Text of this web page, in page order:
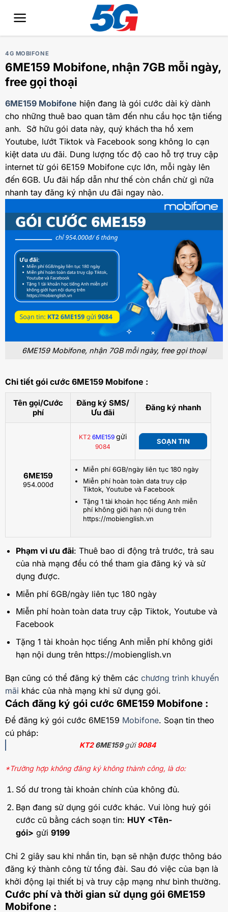
4G MOBIFONE
6ME159 Mobifone, nhận 7GB mỗi ngày,
free gọi thoại
6ME159 Mobifone hiện đang là gói cước dài kỳ dành
cho những thuê bao quan tâm đến nhu cầu học tận tiếng
anh. Sở hữu gói data này, quý khách tha hồ xem
Youtube, lướt Tiktok và Facebook song không lo cạn
kiệt data ưu đãi. Dung lượng tốc độ cao hỗ trợ truy cập
internet từ gói 6E159 Mobifone cực lớn, mỗi ngày lên
đến 6GB. Ưu đãi hấp dẫn như thế còn chần chừ gì nữa
nhanh tay đăng ký nhận ưu đãi ngay nào.
6ME159 Mobifone, nhận 7GB mỗi ngày, free gọi thoại
Chi tiết gói cước 6ME159 Mobifone :
Tên gọi/Cước
phí
Đăng ký SMS/
Ưu đãi
Đăng ký nhanh
6ME159
954.000đ
KT2 6ME159 gửi
9084
SOẠN TIN
Miễn phí 6GB/ngày liên tục 180 ngày
Miễn phí hoàn toàn data truy cập
Tiktok, Youtube và Facebook
Tặng 1 tài khoản học tiếng Anh miễn
phí không giới hạn nội dung trên
https://mobienglish.vn
Phạm vi ưu đãi: Thuê bao di động trả trước, trả sau
của nhà mạng đều có thể tham gia đăng ký và sử
dụng được.
Miễn phí 6GB/ngày liên tục 180 ngày
Miễn phí hoàn toàn data truy cập Tiktok, Youtube và
Facebook
Tặng 1 tài khoản học tiếng Anh miễn phí không giới
hạn nội dung trên https://mobienglish.vn
Bạn cũng có thể đăng ký thêm các chương trình khuyến
mãi khác của nhà mạng khi sử dụng gói.
Cách đăng ký gói cước 6ME159 Mobifone :
Để đăng ký gói cước 6ME159 Mobifone. Soạn tin theo
cú pháp:
KT26ME159gửi9084
*Trường hợp không đăng ký không thành công, là do:
Số dư trong tài khoản chính của không đủ.
Bạn đang sử dụng gói cước khác. Vui lòng huỷ gói
cước cũ bằng cách soạn tin: HUY <Tên-
gói> gửi 9199
Chỉ 2 giây sau khi nhắn tin, bạn sẽ nhận được thông báo
đăng ký thành công từ tổng đài. Sau đó việc của bạn là
khởi động lại thiết bị và truy cập mạng như bình thường.
Cước phí và thời gian sử dụng gói 6ME159
Mobifone :